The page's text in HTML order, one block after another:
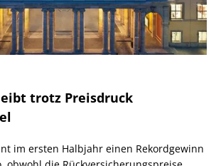
trotz Preisdruck
im ersten Halbjahr einen Rekordgewinn